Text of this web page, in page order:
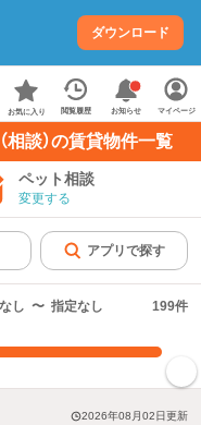
ダウンロード
お気に入り 閲覧履歴 お知らせ マイページ
談）の賃貸物件一覧
ペット相談
変更する
アプリで探す
し 〜 指定なし 199件
2026年08月02日更新